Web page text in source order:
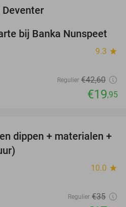
Deventer
53%
bij Banka Nunspeet
9.3 star
Regulier €42,60
€19,95
50%
dippen + materialen +
10.0 star
Regulier €35